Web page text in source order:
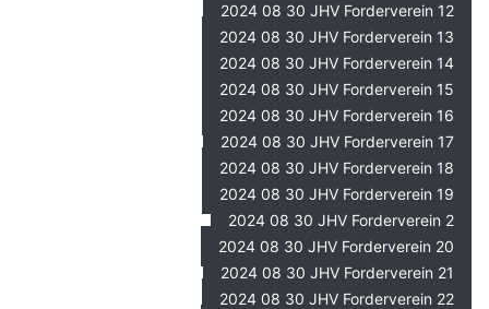
2024 08 30 JHV Forderverein 12
2024 08 30 JHV Forderverein 13
2024 08 30 JHV Forderverein 14
2024 08 30 JHV Forderverein 15
2024 08 30 JHV Forderverein 16
2024 08 30 JHV Forderverein 17
2024 08 30 JHV Forderverein 18
2024 08 30 JHV Forderverein 19
2024 08 30 JHV Forderverein 2
2024 08 30 JHV Forderverein 20
2024 08 30 JHV Forderverein 21
2024 08 30 JHV Forderverein 22